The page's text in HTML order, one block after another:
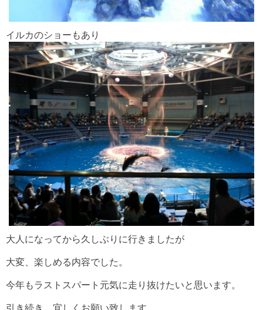
イルカのショーもあり
大人になってから久しぶりに行きましたが
大変、楽しめる内容でした。
今年もラストスパート元気に走り抜けたいと思います。